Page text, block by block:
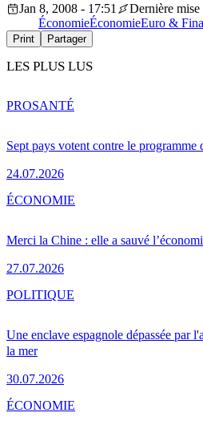
Jan 8, 2008 - 17:51
Dernière
ÉconomieÉconomieEuro &
Print Partager
LES PLUS LUS
Sept pays votent contre le programme
24.07.2026
PROSANTÉ
Merci la Chine : elle a sauvé
27.07.2026
ÉCONOMIE
Une enclave espagnole dépassée par
la mer
30.07.2026
POLITIQUE
ÉCONOMIE